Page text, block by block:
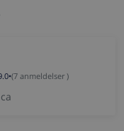
•(7 anmeldelser )